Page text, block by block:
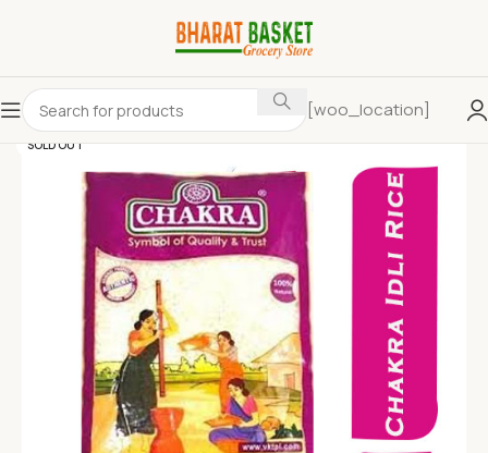
[woo_location]
SOLD OUT